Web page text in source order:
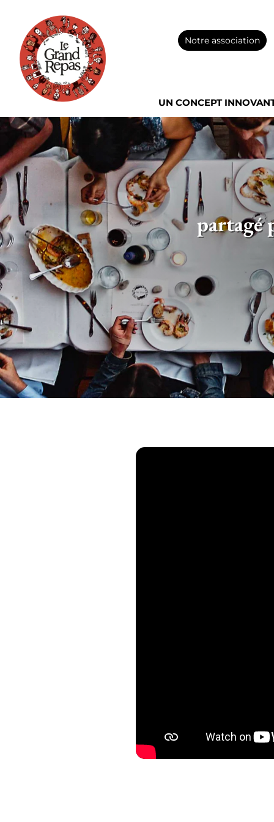
Le
Grand
Repas
Notre association
UN CONCEPT
partagé